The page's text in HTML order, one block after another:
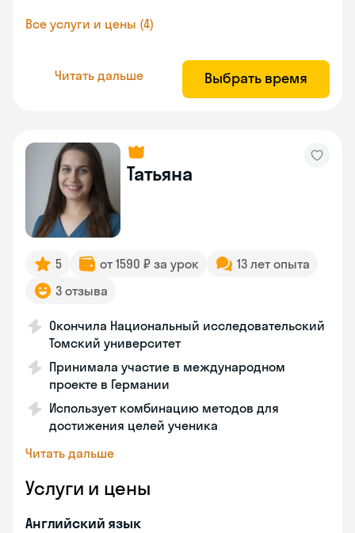
Все услуги и цены (4)
Читать дальше Выбрать время
Татьяна
5 от 1590 ₽ за урок
13 лет опыта
3 отзыва
Окончила Национальный исследовательский
Томский университет
Принимала участие в международном
проекте в Германии
Использует комбинацию методов для
достижения целей ученика
Читать дальше
Услуги и цены
Английский язык